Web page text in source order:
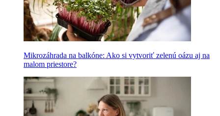
Mikrozáhrada na balkóne: Ako si vytvoriť zelenú oázu aj na
malom priestore?